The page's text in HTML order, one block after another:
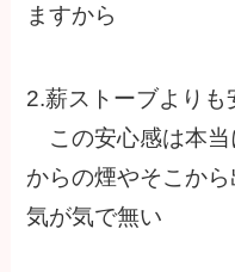
ますから
2.薪ストーブよりも
この安心感は本当
からの煙やそこか
気が気で無い